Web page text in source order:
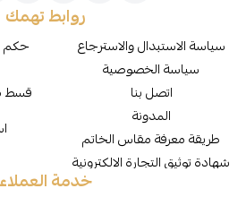
روابط تهمك
سياسة الاستبدال والاسترجاع
سياسة الخصوصية
اتصل بنا
المدونة
طريقة معرفة مقاس الخاتم
شهادة توثيق التجارة الالكترونية
حكم
قسط
خدمة العملاء